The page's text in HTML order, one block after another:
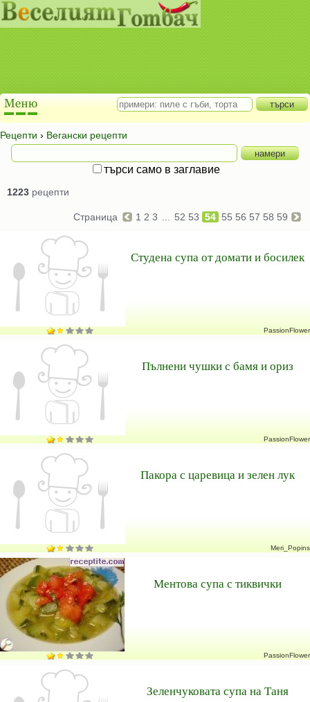
Рецепти › Вегански рецепти
търси само в заглавие
1223 рецепти
Страница 1 2 3 52 53 54 55 56 57 58 59
Студена супа от домати и босилек
PassionFlower
Пълнени чушки с бамя и ориз
PassionFlower
Пакора с царевица и зелен лук
Meri_Popins
Ментова супа с тиквички
PassionFlower
Зеленчуковата супа на Таня